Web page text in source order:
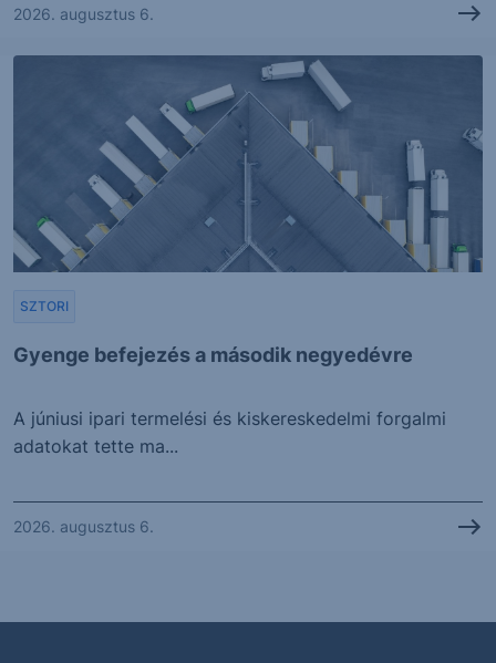
2026. augusztus 6.
Gyenge befejezés a második negyedévre
SZTORI
A júniusi ipari termelési és kiskereskedelmi forgalmi
adatokat tette ma...
2026. augusztus 6.